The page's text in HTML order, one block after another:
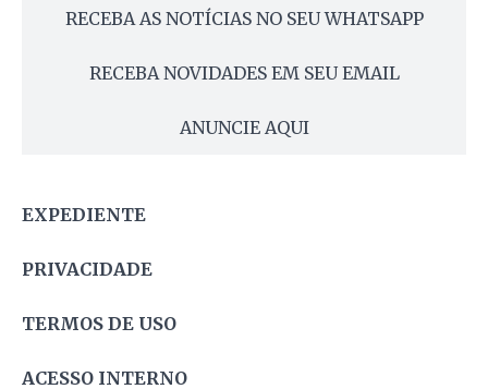
RECEBA AS NOTÍCIAS NO SEU WHATSAPP
RECEBA NOVIDADES EM SEU EMAIL
ANUNCIE AQUI
EXPEDIENTE
PRIVACIDADE
TERMOS DE USO
ACESSO INTERNO